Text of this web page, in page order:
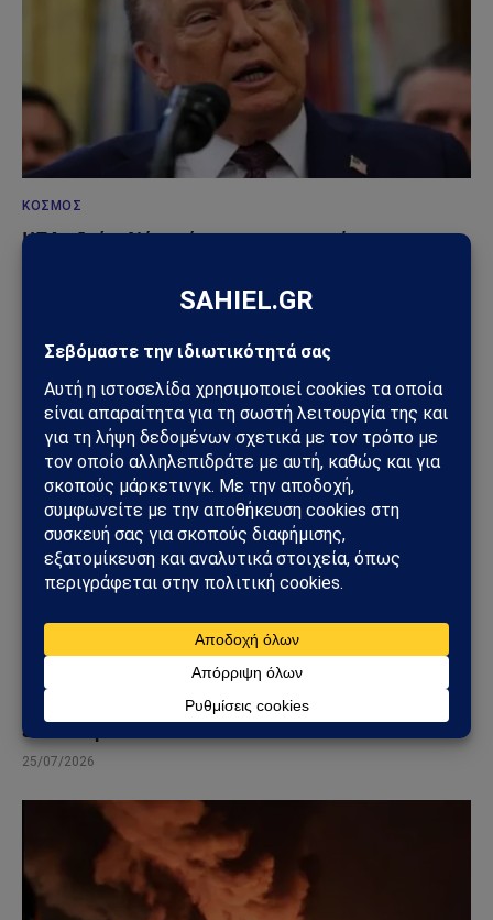
ΚΌΣΜΟΣ
ΗΠΑ – Ιράν: Νέος γύρος αμερικανικών
πιο επικίνδυνη φάση
ΚΌΣΜΟΣ
ΗΠΑ – Ιράν: Οι Χούθι ανοίγουν νέο μέτωπο στη
Μέση Ανατολή – Η Σαουδική Αραβία στο
επίκεντρο των επιθέσεων
25/07/2026